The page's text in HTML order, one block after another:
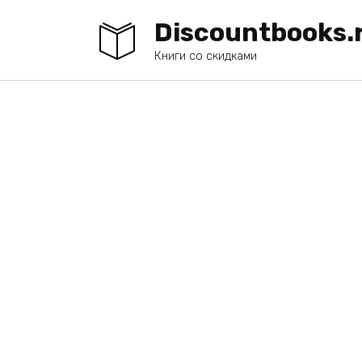
Книги со скидками